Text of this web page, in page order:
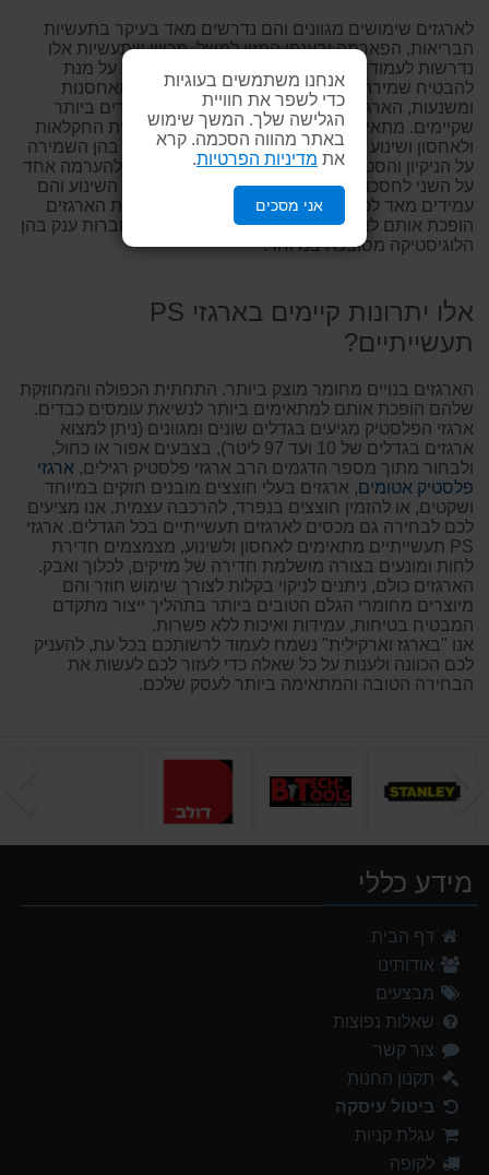
אנחנו משתמשים בעוגיות
כדי לשפר את חוויית
הגלישה שלך. המשך שימוש
באתר מהווה הסכמה. קרא
את מדיניות הפרטיות.
אני מסכים
לארגזים שימושים מגוונים והם נדרשים מאד בעיקר בתעשיות
הבריאות, הפארמה ובענפי המזון למשל. מכיוון שתעשיות אלו
נדרשות לעמוד בסטנדרטים מחמירים של בטיחות על מנת
להבטיח שמירה על איכות ותקינות המוצרים שהן מאחסנות
ומשנעות, הארגזים חייבים לעמוד בתקנים המחמירים ביותר
שקיימים. מתאימים מאד לתעשיות כבדות, לתעשיית החקלאות
ולאחסון ושינוע לעולמות הרפואה, המזון והפארמה בהן השמירה
על הניקיון והסטריליות הוא קריטי. הארגזים ניתנים להערמה אחד
על השני לחסכון בשטח אחסון לאורך זמן וגם בעת השינוע והם
עמידים מאד לכל תנאי מזג האוויר. היכולת לתייג את הארגזים
הופכת אותם לאטרקטיביים במיוחד בעיקר עבור חברות ענק בהן
הלוגיסטיקה מסובכת במיוחד.
אלו יתרונות קיימים בארגזי PS
תעשייתיים?
הארגזים בנויים מחומר מוצק ביותר. התחתית הכפולה והמחוזקת
שלהם הופכת אותם למתאימים ביותר לנשיאת עומסים כבדים.
ארגזי הפלסטיק מגיעים בגדלים שונים ומגוונים (ניתן למצוא
ארגזים בגדלים של 10 ועד 97 ליטר), בצבעים אפור או כחול,
ולבחור מתוך מספר הדגמים הרב ארגזי פלסטיק רגילים, ארגזי
פלסטיק אטומים, ארגזים בעלי חוצצים מובנים חזקים במיוחד
ושקטים, או להזמין חוצצים בנפרד, להרכבה עצמית. אנו מציעים
לכם לבחירה גם מכסים לארגזים תעשייתיים בכל הגדלים. ארגזי
PS תעשייתיים מתאימים לאחסון ולשינוע, מצמצמים חדירת
לחות ומונעים בצורה מושלמת חדירה של מזיקים, לכלוך ואבק.
הארגזים כולם, ניתנים לניקוי בקלות לצורך שימוש חוזר והם
מיוצרים מחומרי הגלם הטובים ביותר בתהליך ייצור מתקדם
המבטיח בטיחות, עמידות ואיכות ללא פשרות.
אנו "בארגז וארקילית" נשמח לעמוד לרשותכם בכל עת, להעניק
לכם הכוונה ולענות על כל שאלה כדי לעזור לכם לעשות את
הבחירה הטובה והמתאימה ביותר לעסק שלכם.
הקודם
מידע כללי
דף הבית
אודותינו
מבצעים
שאלות נפוצות
צור קשר
תקנון החנות
ביטול עיסקה
עגלת קניות
לקופה